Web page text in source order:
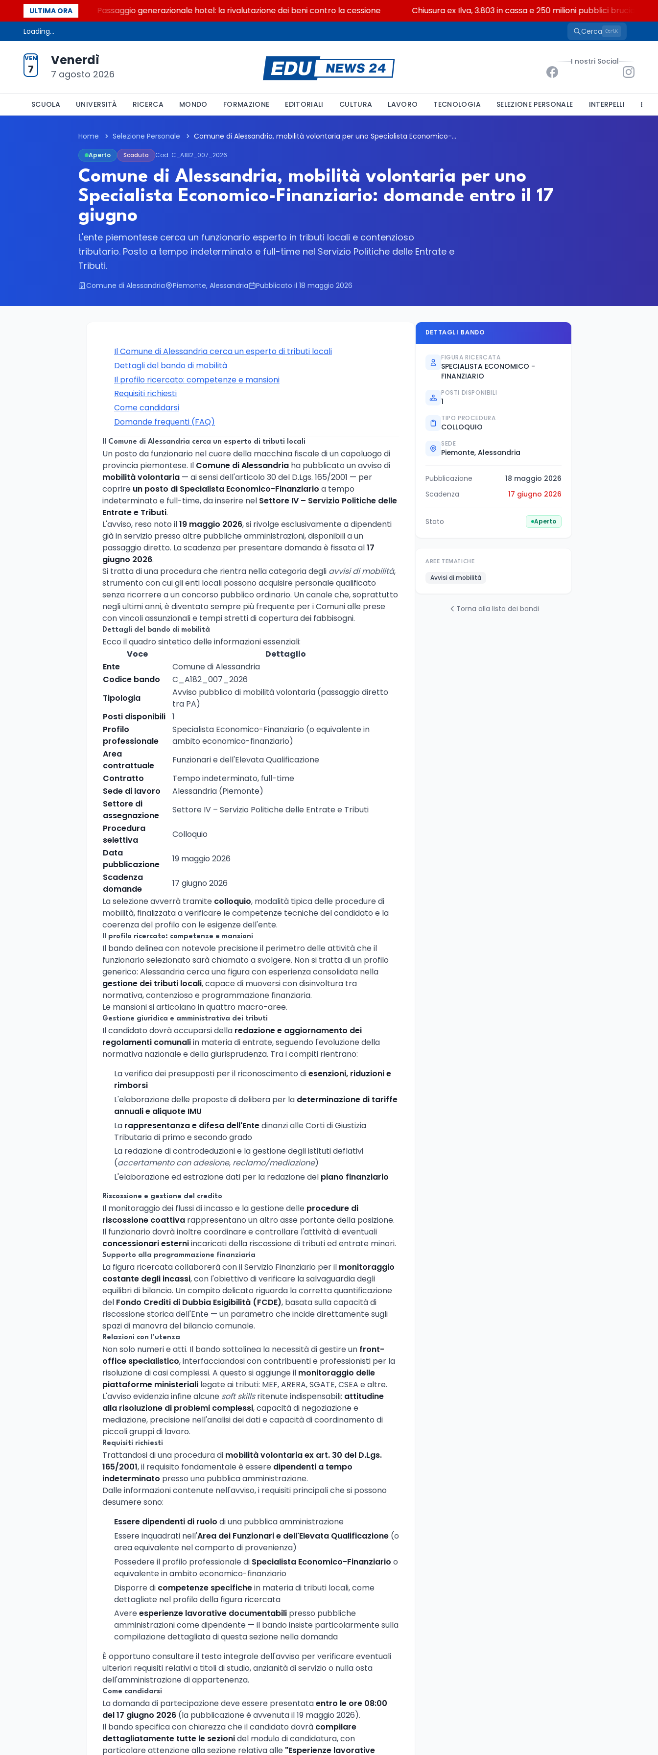
ULTIMA ORA Passaggio generazionale hotel: la rivalutazione dei beni contro la cessione Chiusura ex Ilva, 3.803 in cassa e 250 milioni pubblici bruciati
Loading... Cerca CtrlK
VEN
7
Venerdì
7 agosto 2026
I nostri Social
SCUOLA UNIVERSITÀ RICERCA MONDO FORMAZIONE EDITORIALI CULTURA LAVORO TECNOLOGIA SELEZIONE PERSONALE INTERPELLI
Home Selezione Personale Comune di Alessandria, mobilità volontaria per uno Specialista Economico-Finanziario: domande entro il 17 giugno
Aperto Scaduto Cod. C_A182_007_2026
Comune di Alessandria, mobilità volontaria per uno
Specialista Economico-Finanziario: domande entro il 17
giugno
L'ente piemontese cerca un funzionario esperto in tributi locali e contenzioso
tributario. Posto a tempo indeterminato e full-time nel Servizio Politiche delle Entrate e
Tributi.
Comune di Alessandria Piemonte, Alessandria Pubblicato il 18 maggio 2026
Il Comune di Alessandria cerca un esperto di tributi locali
Dettagli del bando di mobilità
Il profilo ricercato: competenze e mansioni
Requisiti richiesti
Come candidarsi
Domande frequenti (FAQ)
Il Comune di Alessandria cerca un esperto di tributi locali
Un posto da funzionario nel cuore della macchina fiscale di un capoluogo di
provincia piemontese. Il Comune di Alessandria ha pubblicato un avviso di
mobilità volontaria — ai sensi dell'articolo 30 del D.Lgs. 165/2001 — per
coprire un posto di Specialista Economico-Finanziario a tempo
indeterminato e full-time, da inserire nel Settore IV – Servizio Politiche delle
Entrate e Tributi.
L'avviso, reso noto il19 maggio 2026, si rivolge esclusivamente a dipendenti
già in servizio presso altre pubbliche amministrazioni, disponibili a un
passaggio diretto. La scadenza per presentare domanda è fissata al17
giugno 2026.
Si tratta di una procedura che rientra nella categoria degli avvisi di mobilità,
strumento con cui gli enti locali possono acquisire personale qualificato
senza ricorrere a un concorso pubblico ordinario. Un canale che, soprattutto
negli ultimi anni, è diventato sempre più frequente per i Comuni alle prese
con vincoli assunzionali e tempi stretti di copertura dei fabbisogni.
Dettagli del bando di mobilità
Ecco il quadro sintetico delle informazioni essenziali:
Voce
Dettaglio
Ente
Comune di Alessandria
Codice bando
C_A182_007_2026
Tipologia
Avviso pubblico di mobilità volontaria (passaggio diretto
tra PA)
Posti disponibili
1
Profilo
professionale
Specialista Economico-Finanziario (o equivalente in
ambito economico-finanziario)
Area
contrattuale
Funzionari e dell'Elevata Qualificazione
Contratto
Tempo indeterminato, full-time
Sede di lavoro
Alessandria (Piemonte)
Settore di
assegnazione
Settore IV – Servizio Politiche delle Entrate e Tributi
Procedura
selettiva
Colloquio
Data
pubblicazione
19 maggio 2026
Scadenza
domande
17 giugno 2026
La selezione avverrà tramite colloquio, modalità tipica delle procedure di
mobilità, finalizzata a verificare le competenze tecniche del candidato e la
coerenza del profilo con le esigenze dell'ente.
Il profilo ricercato: competenze e mansioni
Il bando delinea con notevole precisione il perimetro delle attività che il
funzionario selezionato sarà chiamato a svolgere. Non si tratta di un profilo
generico: Alessandria cerca una figura con esperienza consolidata nella
gestione dei tributi locali, capace di muoversi con disinvoltura tra
normativa, contenzioso e programmazione finanziaria.
Le mansioni si articolano in quattro macro-aree.
Gestione giuridica e amministrativa dei tributi
Il candidato dovrà occuparsi della redazione e aggiornamento dei
regolamenti comunaliin materia di entrate, seguendo l'evoluzione della
normativa nazionale e della giurisprudenza. Tra i compiti rientrano:
La verifica dei presupposti per il riconoscimento diesenzioni, riduzioni e
rimborsi
L'elaborazione delle proposte di delibera per la determinazione di tariffe
annuali e aliquote IMU
La rappresentanza e difesa dell'Entedinanzi alle Corti di Giustizia
Tributaria di primo e secondo grado
La redazione di controdeduzioni e la gestione degli istituti deflativi
(accertamento con adesione, reclamo/mediazione)
L'elaborazione ed estrazione dati per la redazione del piano finanziario
Riscossione e gestione del credito
Il monitoraggio dei flussi di incasso e la gestione delle procedure di
riscossione coattiva rappresentano un altro asse portante della posizione.
Il funzionario dovrà inoltre coordinare e controllare l'attività di eventuali
concessionari esterniincaricati della riscossione di tributi ed entrate minori.
Supporto alla programmazione finanziaria
La figura ricercata collaborerà con il Servizio Finanziario per il monitoraggio
costante degli incassi, con l'obiettivo di verificare la salvaguardia degli
equilibri di bilancio. Un compito delicato riguarda la corretta quantificazione
del Fondo Crediti di Dubbia Esigibilità (FCDE), basata sulla capacità di
riscossione storica dell'Ente — un parametro che incide direttamente sugli
spazi di manovra del bilancio comunale.
Relazioni con l'utenza
Non solo numeri e atti. Il bando sottolinea la necessità di gestire un front-
office specialistico, interfacciandosi con contribuenti e professionisti per la
risoluzione di casi complessi. A questo si aggiunge il monitoraggio delle
piattaforme ministeriali legate ai tributi: MEF, ARERA, SGATE, CSEA e altre.
L'avviso evidenzia infine alcune soft skillsritenute indispensabili: attitudine
alla risoluzione di problemi complessi, capacità di negoziazione e
mediazione, precisione nell'analisi dei dati e capacità di coordinamento di
piccoli gruppi di lavoro.
Requisiti richiesti
Trattandosi di una procedura di mobilità volontaria ex art. 30 del D.Lgs.
165/2001, il requisito fondamentale è essere dipendenti a tempo
indeterminato presso una pubblica amministrazione.
Dalle informazioni contenute nell'avviso, i requisiti principali che si possono
desumere sono:
Essere dipendenti di ruolo di una pubblica amministrazione
Essere inquadrati nell'Area dei Funzionari e dell'Elevata Qualificazione (o
area equivalente nel comparto di provenienza)
Possedere il profilo professionale di Specialista Economico-Finanziario o
equivalente in ambito economico-finanziario
Disporre di competenze specifichein materia di tributi locali, come
dettagliate nel profilo della figura ricercata
Avereesperienze lavorative documentabili presso pubbliche
amministrazioni come dipendente — il bando insiste particolarmente sulla
compilazione dettagliata di questa sezione nella domanda
È opportuno consultare il testo integrale dell'avviso per verificare eventuali
ulteriori requisiti relativi a titoli di studio, anzianità di servizio o nulla osta
dell'amministrazione di appartenenza.
Come candidarsi
La domanda di partecipazione deve essere presentataentro le ore 08:00
del 17 giugno 2026 (la pubblicazione è avvenuta il 19 maggio 2026).
Il bando specifica con chiarezza che il candidato dovrà compilare
dettagliatamente tutte le sezionidel modulo di candidatura, con
particolare attenzione alla sezione relativa alle "Esperienze lavorative
DETTAGLI BANDO
FIGURA RICERCATA
SPECIALISTA ECONOMICO -
FINANZIARIO
POSTI DISPONIBILI
1
TIPO PROCEDURA
COLLOQUIO
SEDE
Piemonte, Alessandria
Pubblicazione
18 maggio 2026
Scadenza
17 giugno 2026
Stato Aperto
AREE TEMATICHE
Avvisi di mobilità
Torna alla lista dei bandi